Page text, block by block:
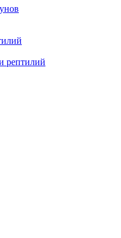
рептилий